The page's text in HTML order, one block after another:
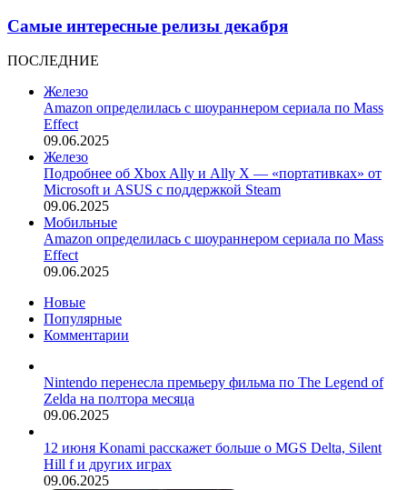
Самые интересные релизы декабря
ПОСЛЕДНИЕ
Железо
Amazon определилась с шоураннером сериала по Mass
Effect
09.06.2025
Железо
Подробнее об Xbox Ally и Ally X — «портативках» от
Microsoft и ASUS с поддержкой Steam
09.06.2025
Мобильные
Amazon определилась с шоураннером сериала по Mass
Effect
09.06.2025
Новые
Популярные
Комментарии
Nintendo перенесла премьеру фильма по The Legend of
Zelda на полтора месяца
09.06.2025
12 июня Konami расскажет больше о MGS Delta, Silent
Hill f и других играх
09.06.2025